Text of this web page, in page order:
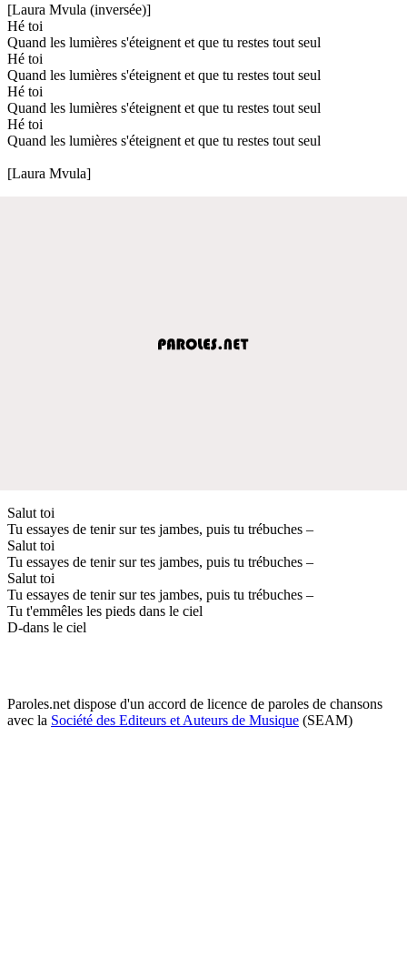
[Laura Mvula (inversée)]
Hé toi
Quand les lumières s'éteignent et que tu restes tout seul
Hé toi
Quand les lumières s'éteignent et que tu restes tout seul
Hé toi
Quand les lumières s'éteignent et que tu restes tout seul
Hé toi
Quand les lumières s'éteignent et que tu restes tout seul
[Laura Mvula]
Salut toi
Tu essayes de tenir sur tes jambes, puis tu trébuches –
Salut toi
Tu essayes de tenir sur tes jambes, puis tu trébuches –
Salut toi
Tu essayes de tenir sur tes jambes, puis tu trébuches –
Tu t'emmêles les pieds dans le ciel
D-dans le ciel
Paroles.net dispose d'un accord de licence de paroles de chansons
avec la Société des Editeurs et Auteurs de Musique (SEAM)